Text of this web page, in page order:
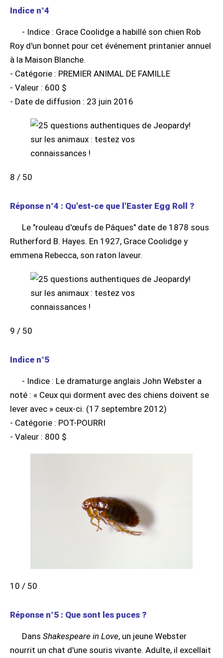
Indice n°4
- Indice : Grace Coolidge a habillé son chien Rob
Roy d'un bonnet pour cet événement printanier annuel
à la Maison Blanche.
- Catégorie : PREMIER ANIMAL DE FAMILLE
- Valeur : 600 $
- Date de diffusion : 23 juin 2016
8 / 50
Réponse n°4 : Qu'est-ce que l'Easter Egg Roll ?
Le "rouleau d'œufs de Pâques" date de 1878 sous
Rutherford B. Hayes. En 1927, Grace Coolidge y
emmena Rebecca, son raton laveur.
9 / 50
Indice n°5
- Indice : Le dramaturge anglais John Webster a
noté : « Ceux qui dorment avec des chiens doivent se
lever avec » ceux-ci. (17 septembre 2012)
- Catégorie : POT-POURRI
- Valeur : 800 $
10 / 50
Réponse n°5 : Que sont les puces ?
Dans Shakespeare in Love, un jeune Webster
nourrit un chat d'une souris vivante. Adulte, il excellait